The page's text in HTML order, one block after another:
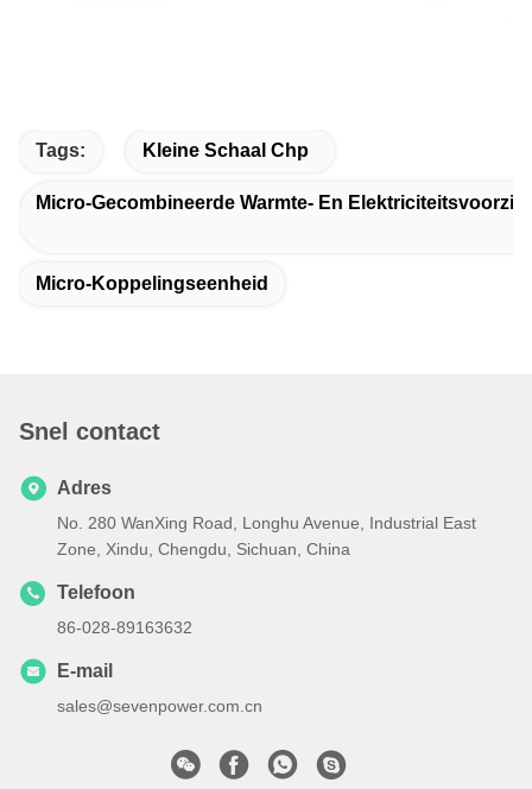
Tags: Kleine Schaal Chp
Micro-Gecombineerde Warmte- En
Micro-Koppelingseenheid
Snel contact
Adres
No. 280 WanXing Road, Longhu Avenue, Industrial East
Zone, Xindu, Chengdu, Sichuan, China
Telefoon
86-028-89163632
E-mail
sales@sevenpower.com.cn